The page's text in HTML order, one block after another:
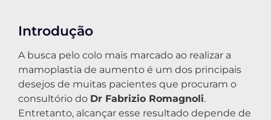
Introdução
A busca pelo colo mais marcado ao realizar a
mamoplastia de aumento é um dos principais
desejos de muitas pacientes que procuram o
consultório do Dr Fabrizio Romagnoli.
Entretanto, alcançar esse resultado depende de